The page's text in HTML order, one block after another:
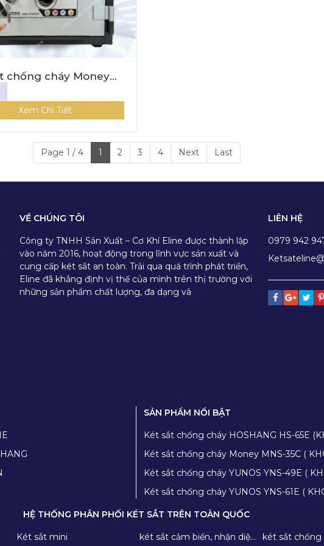
chống cháy Money
Xem Chi Tiết
Page 1 / 4 1 2 3 4 Next Last
VỀ CHÚNG TÔI
Công ty TNHH Sản Xuất – Cơ Khí Eline được thành lập
vào năm 2016, hoạt động trong lĩnh vực sản xuất và
cung cấp két sắt an toàn. Trải qua quá trình phát triển,
Eline đã khẳng định vị thế của mình trên thị trường với
những sản phẩm chất lượng, đa dạng và
LIÊN HỆ
0979 942
SẢN PHẨM NỔI BẬT
Két sắt chống cháy HOSHANG HS-65E
TỬ)
Két sắt chống cháy Money MNS-35C (
Két sắt chống cháy YUNOS YNS-49E ( KHÓA ĐIỆN
TỬ)
Két sắt chống
HỆ THỐNG PHÂN PHỐI KÉT SẮT TRÊN TOÀN QUỐC
Két sắt mini
két sắt cảm biến, nhận diện
két sắt chống